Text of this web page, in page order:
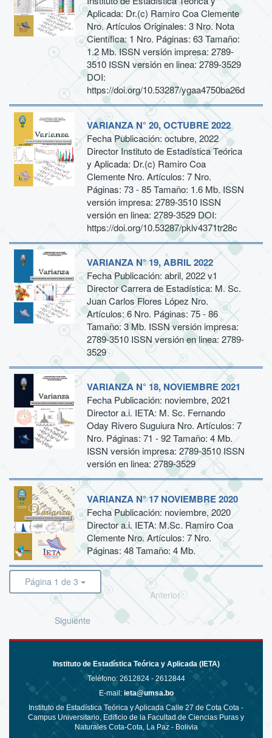
Aplicada: Dr.(c) Ramiro Coa Clemente
Nro. Artículos Originales: 3 Nro. Nota
Científica: 1 Nro. Páginas: 63 Tamaño:
1.2 Mb. ISSN versión impresa: 2789-
3510 ISSN versión en linea: 2789-3529
DOI:
https://doi.org/10.53287/ygaa4750ba26d
VARIANZA N° 20, OCTUBRE 2022
Fecha Publicación: octubre, 2022
Director Instituto de Estadística Teórica
y Aplicada: Dr.(c) Ramiro Coa
Clemente Nro. Artículos: 7 Nro.
Páginas: 73 - 85 Tamaño: 1.6 Mb. ISSN
versión impresa: 2789-3510 ISSN
versión en linea: 2789-3529 DOI:
https://doi.org/10.53287/pklv4371tr28c
VARIANZA N° 19, ABRIL 2022
Fecha Publicación: abril, 2022 v1
Director Carrera de Estadística: M. Sc.
Juan Carlos Flores López Nro.
Artículos: 6 Nro. Páginas: 75 - 86
Tamaño: 3 Mb. ISSN versión impresa:
2789-3510 ISSN versión en linea: 2789-
3529
VARIANZA N° 18, NOVIEMBRE 2021
Fecha Publicación: noviembre, 2021
Director a.i. IETA: M. Sc. Fernando
Oday Rivero Suguiura Nro. Artículos: 7
Nro. Páginas: 71 - 92 Tamaño: 4 Mb.
ISSN versión impresa: 2789-3510 ISSN
versión en linea: 2789-3529
VARIANZA N° 17 NOVIEMBRE 2020
Fecha Publicación: noviembre, 2020
Director a.i. IETA: M.Sc. Ramiro Coa
Clemente Nro. Artículos: 7 Nro.
Páginas: 48 Tamaño: 4 Mb.
Página 1 de 3
Anterior
Siguiente
Instituto de Estadística Teórica y Aplicada (IETA)
Teléfono: 2612824 - 2612844
E-mail: ieta@umsa.bo
Instituto de Estadística Teórica y Aplicada Calle 27 de Cota Cota -
Campus Universitario, Edificio de la Facultad de Ciencias Puras y
Naturales Cota-Cota, La Paz - Bolivia